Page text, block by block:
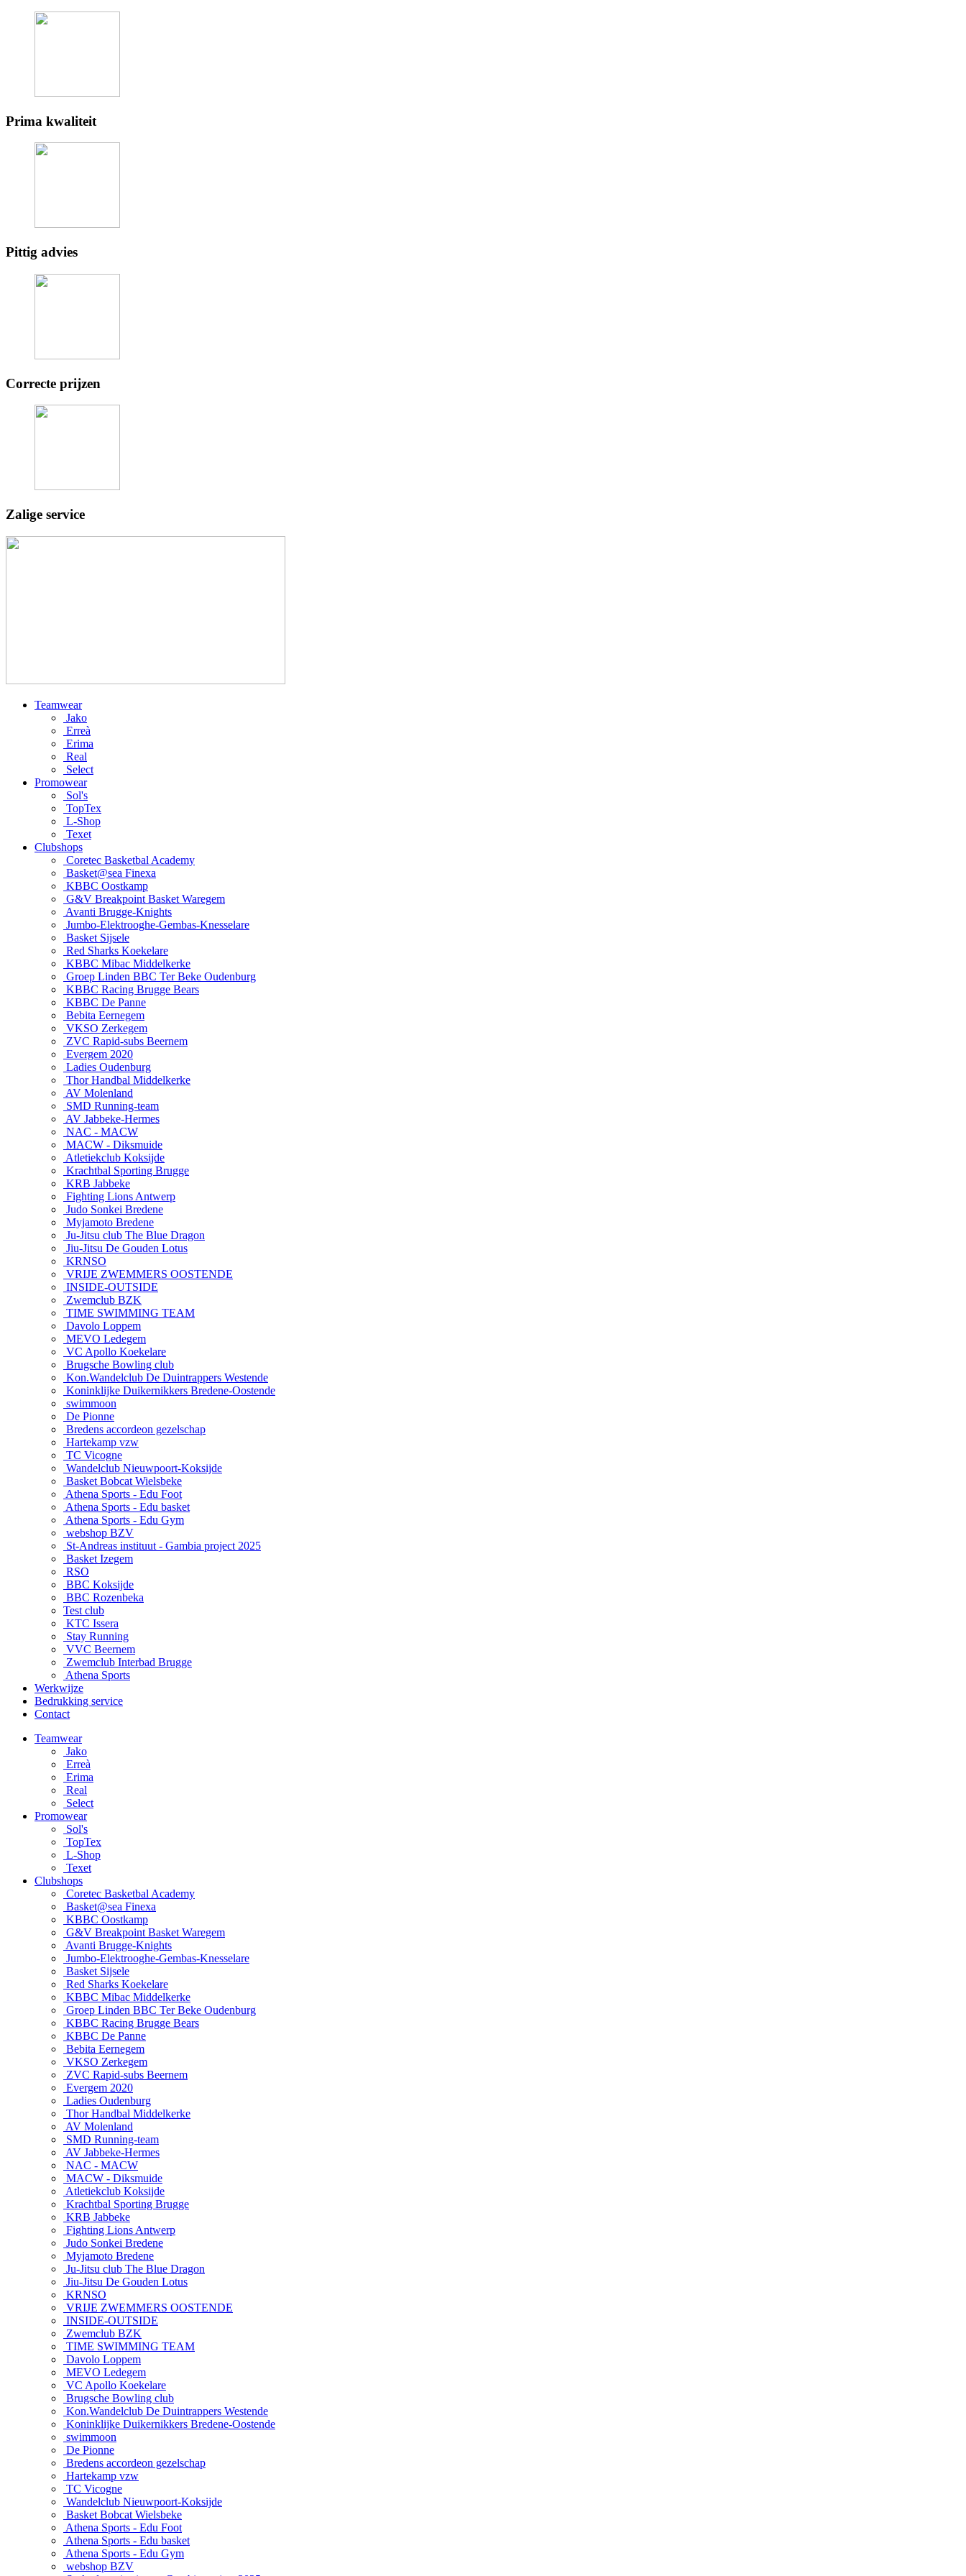
Prima kwaliteit
Pittig advies
Correcte prijzen
Zalige service
Teamwear
Jako
Erreà
Erima
Real
Select
Promowear
Sol's
TopTex
L-Shop
Texet
Clubshops
Coretec Basketbal Academy
Basket@sea Finexa
KBBC Oostkamp
G&V Breakpoint Basket Waregem
Avanti Brugge-Knights
Jumbo-Elektrooghe-Gembas-Knesselare
Basket Sijsele
Red Sharks Koekelare
KBBC Mibac Middelkerke
Groep Linden BBC Ter Beke Oudenburg
KBBC Racing Brugge Bears
KBBC De Panne
Bebita Eernegem
VKSO Zerkegem
ZVC Rapid-subs Beernem
Evergem 2020
Ladies Oudenburg
Thor Handbal Middelkerke
AV Molenland
SMD Running-team
AV Jabbeke-Hermes
NAC - MACW
MACW - Diksmuide
Atletiekclub Koksijde
Krachtbal Sporting Brugge
KRB Jabbeke
Fighting Lions Antwerp
Judo Sonkei Bredene
Myjamoto Bredene
Ju-Jitsu club The Blue Dragon
Jiu-Jitsu De Gouden Lotus
KRNSO
VRIJE ZWEMMERS OOSTENDE
INSIDE-OUTSIDE
Zwemclub BZK
TIME SWIMMING TEAM
Davolo Loppem
MEVO Ledegem
VC Apollo Koekelare
Brugsche Bowling club
Kon.Wandelclub De Duintrappers Westende
Koninklijke Duikernikkers Bredene-Oostende
swimmoon
De Pionne
Bredens accordeon gezelschap
Hartekamp vzw
TC Vicogne
Wandelclub Nieuwpoort-Koksijde
Basket Bobcat Wielsbeke
Athena Sports - Edu Foot
Athena Sports - Edu basket
Athena Sports - Edu Gym
webshop BZV
St-Andreas instituut - Gambia project 2025
Basket Izegem
RSO
BBC Koksijde
BBC Rozenbeka
Test club
KTC Issera
Stay Running
VVC Beernem
Zwemclub Interbad Brugge
Athena Sports
Werkwijze
Bedrukking service
Contact
Teamwear
Jako
Erreà
Erima
Real
Select
Promowear
Sol's
TopTex
L-Shop
Texet
Clubshops
Coretec Basketbal Academy
Basket@sea Finexa
KBBC Oostkamp
G&V Breakpoint Basket Waregem
Avanti Brugge-Knights
Jumbo-Elektrooghe-Gembas-Knesselare
Basket Sijsele
Red Sharks Koekelare
KBBC Mibac Middelkerke
Groep Linden BBC Ter Beke Oudenburg
KBBC Racing Brugge Bears
KBBC De Panne
Bebita Eernegem
VKSO Zerkegem
ZVC Rapid-subs Beernem
Evergem 2020
Ladies Oudenburg
Thor Handbal Middelkerke
AV Molenland
SMD Running-team
AV Jabbeke-Hermes
NAC - MACW
MACW - Diksmuide
Atletiekclub Koksijde
Krachtbal Sporting Brugge
KRB Jabbeke
Fighting Lions Antwerp
Judo Sonkei Bredene
Myjamoto Bredene
Ju-Jitsu club The Blue Dragon
Jiu-Jitsu De Gouden Lotus
KRNSO
VRIJE ZWEMMERS OOSTENDE
INSIDE-OUTSIDE
Zwemclub BZK
TIME SWIMMING TEAM
Davolo Loppem
MEVO Ledegem
VC Apollo Koekelare
Brugsche Bowling club
Kon.Wandelclub De Duintrappers Westende
Koninklijke Duikernikkers Bredene-Oostende
swimmoon
De Pionne
Bredens accordeon gezelschap
Hartekamp vzw
TC Vicogne
Wandelclub Nieuwpoort-Koksijde
Basket Bobcat Wielsbeke
Athena Sports - Edu Foot
Athena Sports - Edu basket
Athena Sports - Edu Gym
webshop BZV